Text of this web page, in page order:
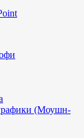
(Моушн-